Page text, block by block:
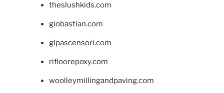
theslushkids.com
giobastian.com
glpascensori.com
rifloorepoxy.com
woolleymillingandpaving.com